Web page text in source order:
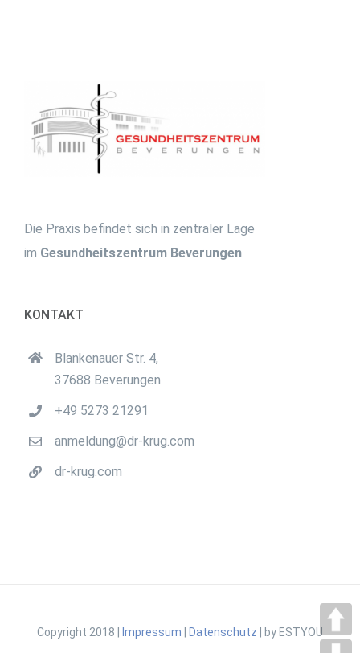
Die Praxis befindet sich in zentraler Lage
im Gesundheitszentrum Beverungen.
KONTAKT
Blankenauer Str. 4,
37688 Beverungen
+49 5273 21291
anmeldung@dr-krug.com
dr-krug.com
Copyright 2018 | Impressum Datenschutz | by ESTYOU